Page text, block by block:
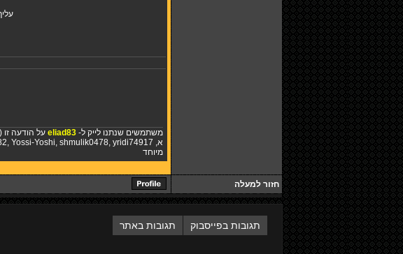
משתמשים שנתנו לייק ל- eliad83 על הודעה זו (25):
א,
, Yossi-Yoshi, shmulik0478, yridi74917
מיוחד
חזור למעלה
תגובות בפייסבוק תגובות באתר